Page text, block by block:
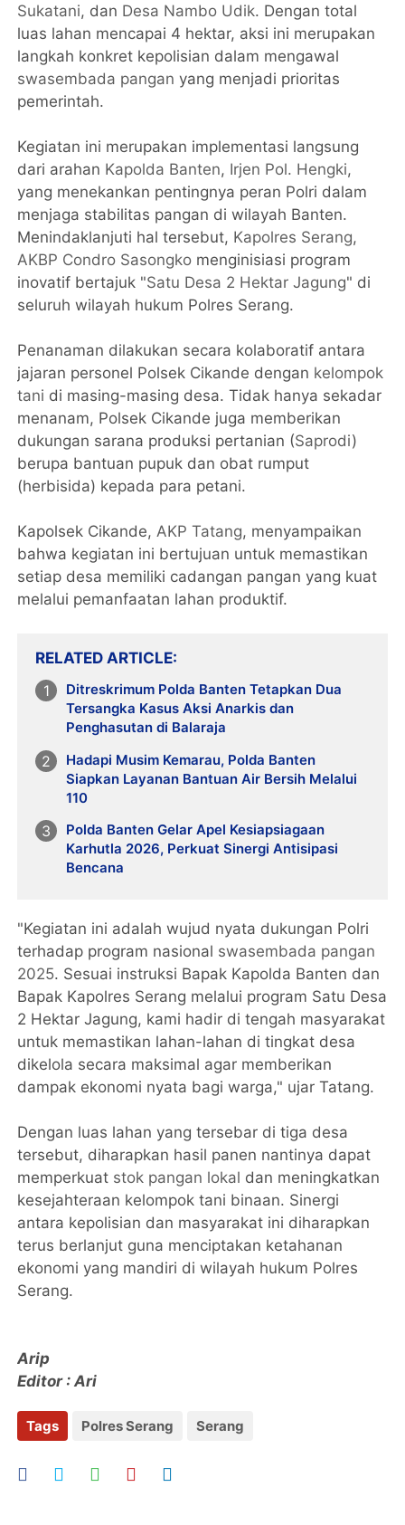
Sukatani, dan Desa Nambo Udik. Dengan total
luas lahan mencapai 4 hektar, aksi ini merupakan
langkah konkret kepolisian dalam mengawal
swasembada pangan yang menjadi prioritas
pemerintah.
Kegiatan ini merupakan implementasi langsung
dari arahan Kapolda Banten, Irjen Pol. Hengki,
yang menekankan pentingnya peran Polri dalam
menjaga stabilitas pangan di wilayah Banten.
Menindaklanjuti hal tersebut, Kapolres Serang,
AKBP Condro Sasongko menginisiasi program
inovatif bertajuk "Satu Desa 2 Hektar Jagung" di
seluruh wilayah hukum Polres Serang.
Penanaman dilakukan secara kolaboratif antara
jajaran personel Polsek Cikande dengan kelompok
tani di masing-masing desa. Tidak hanya sekadar
menanam, Polsek Cikande juga memberikan
dukungan sarana produksi pertanian (Saprodi)
berupa bantuan pupuk dan obat rumput
(herbisida) kepada para petani.
Kapolsek Cikande, AKP Tatang, menyampaikan
bahwa kegiatan ini bertujuan untuk memastikan
setiap desa memiliki cadangan pangan yang kuat
melalui pemanfaatan lahan produktif.
RELATED ARTICLE
Ditreskrimum Polda Banten Tetapkan Dua
Tersangka Kasus Aksi Anarkis dan
Penghasutan di Balaraja
Hadapi Musim Kemarau, Polda Banten
Siapkan Layanan Bantuan Air Bersih Melalui
110
Polda Banten Gelar Apel Kesiapsiagaan
Karhutla 2026, Perkuat Sinergi Antisipasi
Bencana
"Kegiatan ini adalah wujud nyata dukungan Polri
terhadap program nasional swasembada pangan
2025. Sesuai instruksi Bapak Kapolda Banten dan
Bapak Kapolres Serang melalui program Satu Desa
2 Hektar Jagung, kami hadir di tengah masyarakat
untuk memastikan lahan-lahan di tingkat desa
dikelola secara maksimal agar memberikan
dampak ekonomi nyata bagi warga," ujar Tatang.
Dengan luas lahan yang tersebar di tiga desa
tersebut, diharapkan hasil panen nantinya dapat
memperkuat stok pangan lokal dan meningkatkan
kesejahteraan kelompok tani binaan. Sinergi
antara kepolisian dan masyarakat ini diharapkan
terus berlanjut guna menciptakan ketahanan
ekonomi yang mandiri di wilayah hukum Polres
Serang.
Arip
Editor : Ari
Tags Polres Serang Serang